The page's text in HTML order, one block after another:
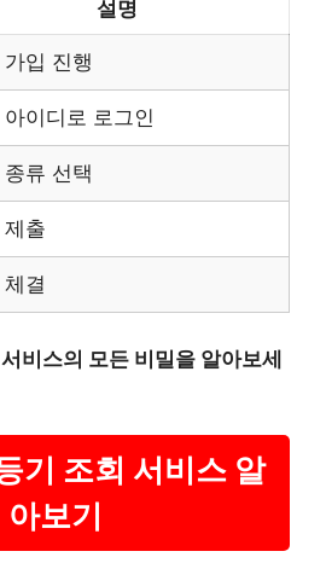
설명
입 진행
아이디로 로그인
류 선택
출
결
비스의 모든 비밀을 알아보세
기 조회 서비스 알
아보기